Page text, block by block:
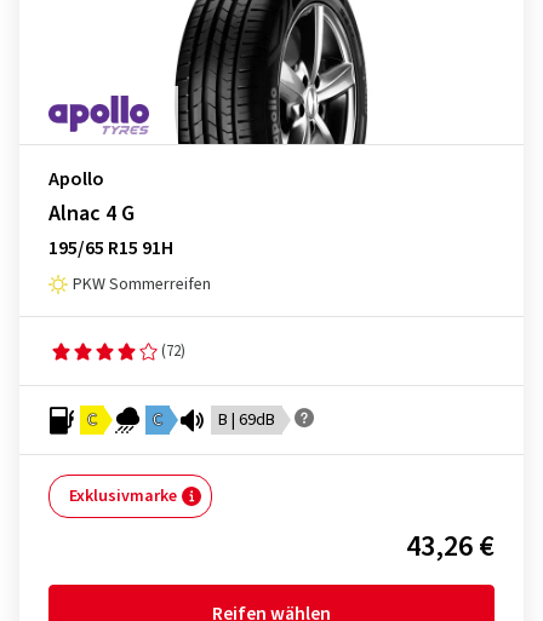
Apollo
Alnac 4 G
195/65 R15 91H
PKW Sommerreifen
(72)
C C B | 69dB
Exklusivmarke
43,26 €
Reifen wählen